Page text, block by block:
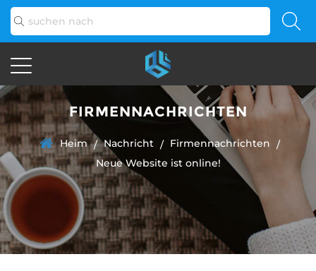
FIRMENNACHRICHTEN
Heim / Nachricht / Firmennachrichten /
Neue Website ist online!